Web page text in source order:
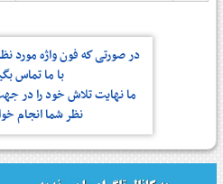
در صورتی كه فون واژه مورد
با ما تماس
ما نهایت تلاش خود را در
نظر شما انجام